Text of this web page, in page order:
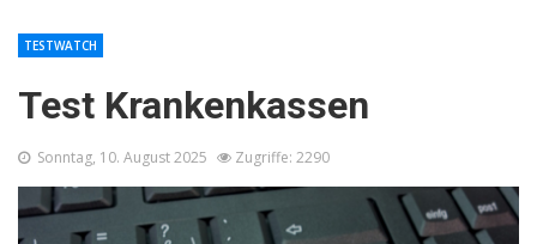
Test Krankenkassen
TESTWATCH
Sonntag, 10. August 2025 Zugriffe: 2290